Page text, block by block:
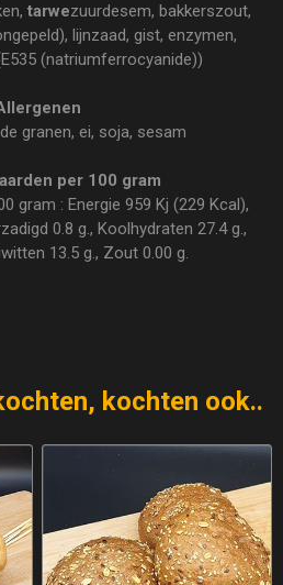
tarwezuurdesem, bakkerszout,
lijnzaad, gist, enzymen,
(natriumferrocyanide))
granen, ei, soja, sesam
per 100 gram
gram : Energie 959 Kj (229 Kcal),
0.8 g., Koolhydraten 27.4 g.,
13.5 g., Zout 0.00 g.
kochten ook..